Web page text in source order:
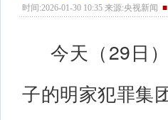
时间:2026-01-30 10:35 来源:央视新闻 ■
今天（29日
子的明家犯罪集